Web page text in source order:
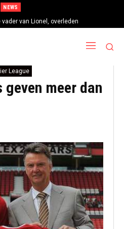
NEWS
van Lionel, overleden
League
geven meer dan